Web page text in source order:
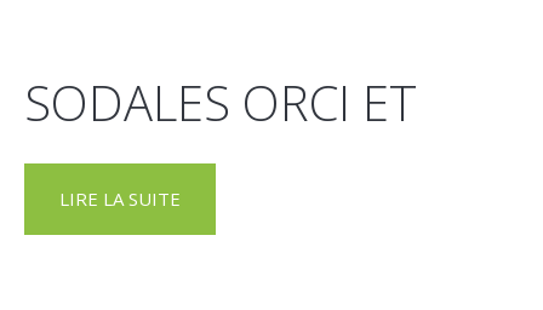
SODALES ORCI ET
LIRE LA SUITE